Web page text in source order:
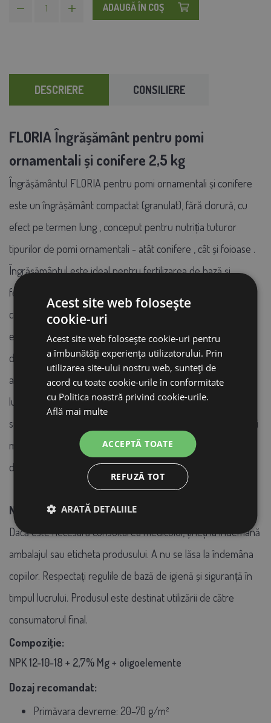
ADAUGĂ ÎN COŞ
DESCRIERE CONSILIERE
FLORIA Îngrășământ pentru pomi
ornamentali și conifere 2,5 kg
Îngrășământul FLORIA pentru pomi ornamentali și conifere
este un îngrășământ compactat (granulat), fără clorură, cu
efect pe termen lung , conceput pentru nutriția tuturor
tipurilor de pomi ornamentali - atât conifere cât și foioase .
Îngrășământul este ideal pentrufertilizarea de bază și
fertilizarea regulată
conținutului de azot în forme multiple, inclusiv o formă cu
efect prelungit, este posibilă reducerea frecvenței aplicării
doar două ori pe an . Acest lucru asigură că plantele au un
aport regulat și echilibrat de nutriențipentru o perioadă mai
lungă.
Pentruplantațiile tinere sau soluri cu rezerve
suficiente de nutrienți, alegeți o doză mai mică.
pomii
mai bătrâni
sau pe soluri mai puțin fertile,
recomandăm o
doză mai mare.
Notificare privind siguranța:
Dacă este necesară consultarea medicului, țineți la îndemână
ambalajul sau eticheta produsului. A nu se lăsa la îndemâna
copiilor. Respectați regulile de bază de igienă și siguranță în
timpul lucrului. Produsul este destinat utilizării de către
consumatorul final.
Compoziţie:
NPK 12-10-18 + 2,7% Mg + oligoelemente
Dozaj recomandat:
Primăvara devreme: 20–70 g/m²
Acest site web folosește
cookie-uri
Acest site web folosește cookie-uri pentru
a îmbunătăți experiența utilizatorului. Prin
utilizarea site-ului nostru web, sunteți de
acord cu toate cookie-urile în conformitate
cu Politica noastră privind cookie-urile.
Află mai multe
ACCEPTĂ TOATE
REFUZĂ TOT
ARATĂ DETALIILE